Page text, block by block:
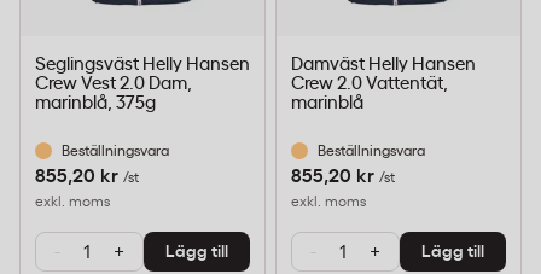
Seglingsväst Helly Hansen
Crew Vest 2.0 Dam,
marinblå, 375g
Beställningsvara
855,20 kr /st
exkl. moms
- + Lägg till
Damväst Helly Hansen
Crew 2.0 Vattentät,
marinblå
Beställningsvara
855,20 kr /st
exkl. moms
- + Lägg till